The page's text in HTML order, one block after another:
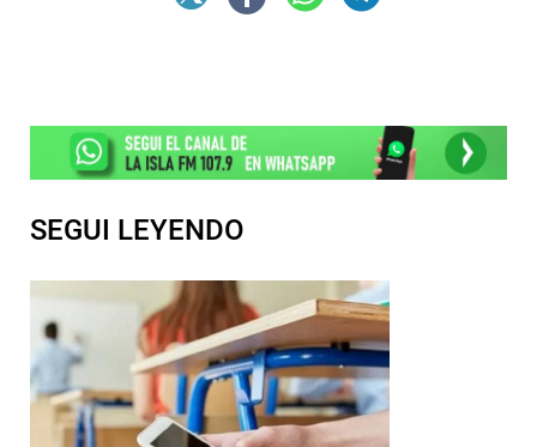
SEGUI LEYENDO